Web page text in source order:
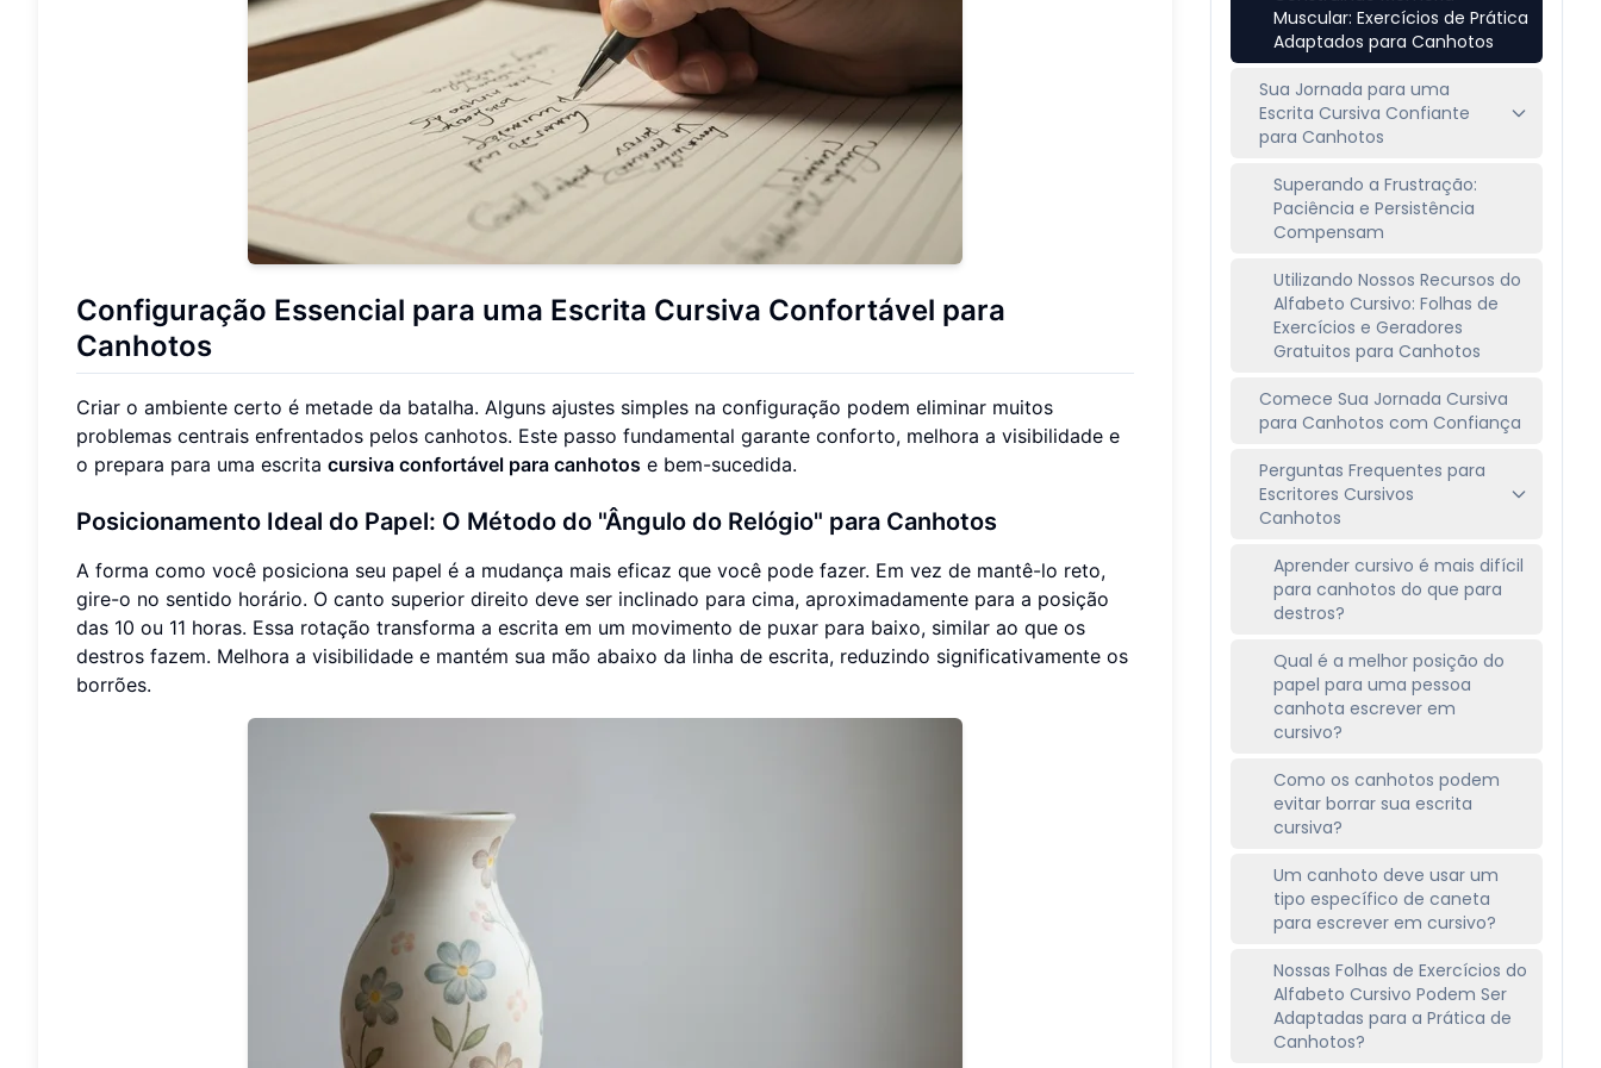
Configuração Essencial para uma Escrita Cursiva Confortável para
Canhotos
Criar o ambiente certo é metade da batalha. Alguns ajustes simples na configuração podem eliminar muitos
problemas centrais enfrentados pelos canhotos. Este passo fundamental garante conforto, melhora a visibilidade e
o prepara para uma escrita cursiva confortável para canhotos e bem-sucedida.
Posicionamento Ideal do Papel: O Método do "Ângulo do Relógio" para Canhotos
A forma como você posiciona seu papel é a mudança mais eficaz que você pode fazer. Em vez de mantê-lo reto,
gire-o no sentido horário. O canto superior direito deve ser inclinado para cima, aproximadamente para a posição
das 10 ou 11 horas. Essa rotação transforma a escrita em um movimento de puxar para baixo, similar ao que os
destros fazem. Melhora a visibilidade e mantém sua mão abaixo da linha de escrita, reduzindo significativamente os
borrões.
Muscular: Exercícios de Prática
Adaptados para Canhotos
Sua Jornada para uma
Escrita Cursiva Confiante
para Canhotos
Superando a Frustração:
Paciência e Persistência
Compensam
Utilizando Nossos Recursos do
Alfabeto Cursivo: Folhas de
Exercícios e Geradores
Gratuitos para Canhotos
Comece Sua Jornada Cursiva
para Canhotos com Confiança
Perguntas Frequentes para
Escritores Cursivos
Canhotos
Aprender cursivo é mais difícil
para canhotos do que para
destros?
Qual é a melhor posição do
papel para uma pessoa
canhota escrever em
cursivo?
Como os canhotos podem
evitar borrar sua escrita
cursiva?
Um canhoto deve usar um
tipo específico de caneta
para escrever em cursivo?
Nossas Folhas de Exercícios do
Alfabeto Cursivo Podem Ser
Adaptadas para a Prática de
Canhotos?